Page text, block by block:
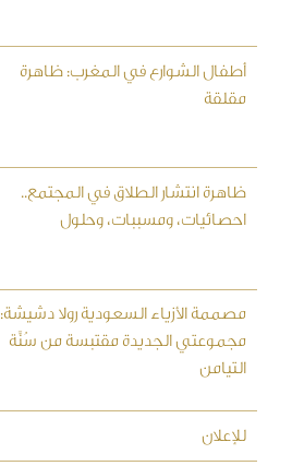
أطفال الشوارع في المغرب: ظاهرة
مقلقة
ظاهرة انتشار الطلاق في المجتمع..
احصائيات، ومسببات، وحلول
مصممة الأزياء السعودية رولا دشيشة:
مجموعتي الجديدة مقتبسة من سُنَّة
التيامن
للإعلان